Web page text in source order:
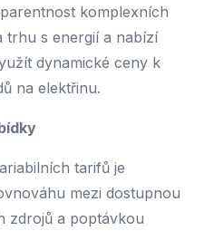
komplexních
trhu s energií a nabízí
dynamické ceny k
na elektřinu.
tarifů je
mezi dostupnou
zdrojů a poptávkou